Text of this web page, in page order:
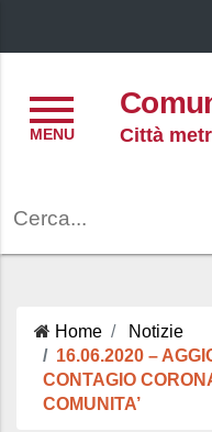
Città
Home
Notizie
16.06.2020 –
CONTAGIO
COMUNITA’